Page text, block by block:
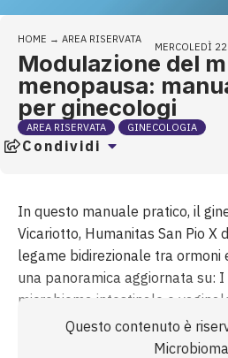
HOME → AREA RISERVATA
MERCOLEDÌ
Modulazione del
menopausa:
per ginecologi
AREA RISERVATA GINECOLOGIA
Condividi
In questo manuale pratico, il
Vicariotto, Humanitas San Pio X
legame bidirezionale tra ormoni
una panoramica aggiornata su:
microbioma intestinale e
potenziale di probiotici,
Le evidenze cliniche più recenti
Questo contenuto è